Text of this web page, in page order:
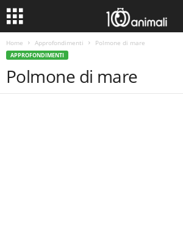
Home Approfondimenti Polmone di mare
APPROFONDIMENTI
Polmone di mare